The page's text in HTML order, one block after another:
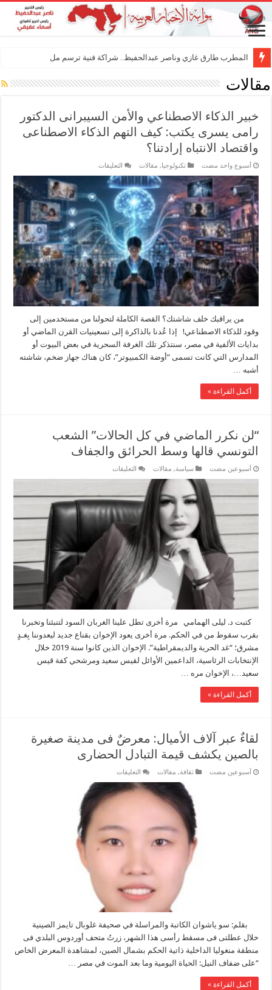
المطرب طارق غازي وناصر عبدالحفيظ.. شراكة فنية ترسم ملامح مستقبل الكليب
مقالات
خبير الذكاء الاصطناعي والأمن السيبرانى الدكتور
رامى يسرى يكتب: كيف التهم الذكاء الاصطناعى
واقتصاد الانتباه إرادتنا؟
‏أسبوع واحد مضت تكنولوجيا, مقالات التعليقات
الاصطناعي
والأمن
السيبرانى
الدكتور
رامى
يسرى
يكتب:
كيف
التهم
الذكاء
الاصطناعى
واقتصاد
الانتباه
إرادتنا؟
مغلقة
من يراقبك خلف شاشتك؟ القصة الكاملة لتحولنا من مستخدمين إلى
وقود للذكاء الاصطناعي! إذا عُدنا بالذاكرة إلى تسعينيات القرن الماضي أو
بدايات الألفية في مصر، سنتذكر تلك الغرفة السحرية في بعض البيوت أو
المدارس التي كانت تسمى “أوضة الكمبيوتر”، كان هناك جهاز ضخم، شاشته
أشبه …
أكمل القراءة »
“لن نكرر الماضي في كل الحالات” الشعب
التونسي قالها وسط الحرائق والجفاف
‏أسبوعين مضت سياسة, مقالات التعليقات
في
كل
الحالات”
الشعب
التونسي
قالها
وسط
والجفاف
مغلقة
كتبت د. ليلى الهمامي مرة أخرى تطل علينا الغربان السود لتنبئنا وتخبرنا
بقرب سقوط من في الحكم. مرة أخرى يعود الإخوان بقناع جديد ليعدوننا بِغـدٍ
مشرق؛ “غد الحرية والديمقراطية”. الإخوان الذين كانوا سنة 2019 خلال
الإنتخابات الرئاسية، الداعمين الأوائل لقيس سعيد ومرشحي كفة قيس
سعيد…، الإخوان مره …
أكمل القراءة »
لقاءٌ عبر آلاف الأميال: معرضٌ فى مدينة صغيرة
بالصين يكشف قيمة التبادل الحضارى
‏أسبوعين مضت ثقافة, مقالات التعليقات
آلاف
الأميال:
معرضٌ
مدينة
بالصين
يكشف
بقلم: سو ياشوان الكاتبة والمراسلة في صحيفة غلوبال تايمز الصينية
خلال عطلتى فى مسقط رأسى هذا الشهر، زرتُ متحف أوردوس البلدي فى
منطقة منغوليا الداخلية ذاتية الحكم بشمال الصين، لمشاهدة المعرض الخاص
“على ضفاف النيل: الحياة اليومية وما بعد الموت في مصر …
أكمل القراءة »